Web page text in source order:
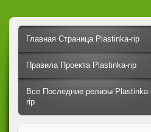
Главная Страница Plastinka-rip
Правила Проекта Plastinka-rip
Все Последние релизы Plastinka-
rip